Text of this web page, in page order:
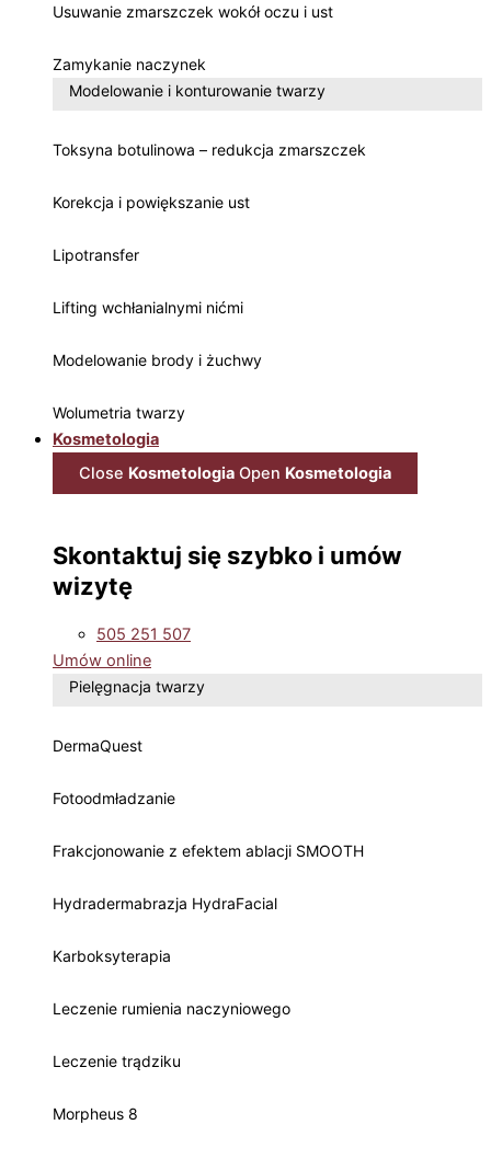
Usuwanie zmarszczek wokół oczu i ust
Zamykanie naczynek
Modelowanie i konturowanie twarzy
Toksyna botulinowa – redukcja zmarszczek
Korekcja i powiększanie ust
Lipotransfer
Lifting wchłanialnymi nićmi
Modelowanie brody i żuchwy
Wolumetria twarzy
Kosmetologia
Close Kosmetologia Open Kosmetologia
Skontaktuj się szybko i umów
wizytę
505 251 507
Umów online
Pielęgnacja twarzy
DermaQuest
Fotoodmładzanie
Frakcjonowanie z efektem ablacji SMOOTH
Hydradermabrazja HydraFacial
Karboksyterapia
Leczenie rumienia naczyniowego
Leczenie trądziku
Morpheus 8